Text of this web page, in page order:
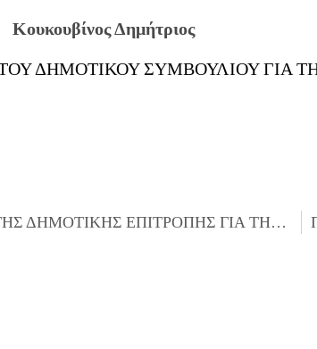
Κουκουβίνος Δημήτριος
ΔΗΜΟΤΙΚΟΥ ΣΥΜΒΟΥΛΙΟΥ ΓΙΑ
ΠΡΟΣΚΛΗΣΗ ΤΩΝ ΜΕΛΩΝ ΤΗΣ ΔΗΜΟΤΙΚΗΣ ΕΠΙΤΡΟΠΗΣ ΓΙΑ ΤΗΝ 14/04/2025